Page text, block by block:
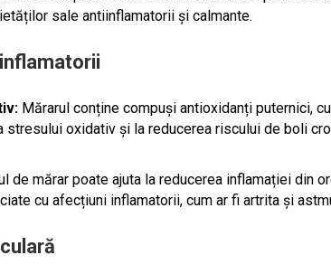
sale antiinflamatorii și calmante.
Mărarul conține compuși antioxidanți puternici,
oxidativ și la reducerea riscului de boli
de mărar poate ajuta la reducerea inflamației din
cu afecțiuni inflamatorii, cum ar fi artrita și